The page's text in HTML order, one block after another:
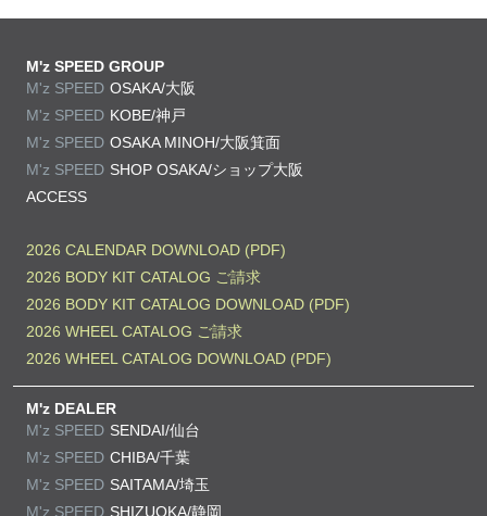
M'z SPEED GROUP
M'z SPEED OSAKA/大阪
M'z SPEED KOBE/神戸
M'z SPEED OSAKA MINOH/大阪箕面
M'z SPEED SHOP OSAKA/ショップ大阪
ACCESS
2026 CALENDAR DOWNLOAD (PDF)
2026 BODY KIT CATALOG ご請求
2026 BODY KIT CATALOG DOWNLOAD (PDF)
2026 WHEEL CATALOG ご請求
2026 WHEEL CATALOG DOWNLOAD (PDF)
M'z DEALER
M'z SPEED SENDAI/仙台
M'z SPEED CHIBA/千葉
M'z SPEED SAITAMA/埼玉
M'z SPEED SHIZUOKA/静岡